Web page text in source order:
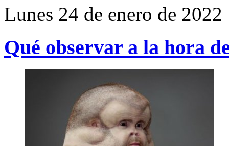
Lunes 24 de enero de 2022
Qué observar a la hora